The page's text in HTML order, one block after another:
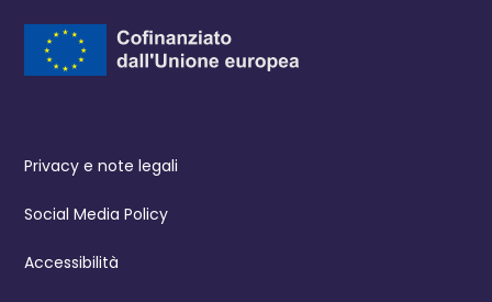
Privacy e note legali
Social Media Policy
Accessibilità